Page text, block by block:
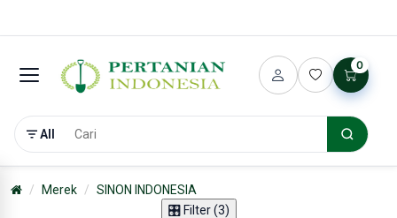
All
0
Merek
SINON INDONESIA
🎛️ Filter (3)